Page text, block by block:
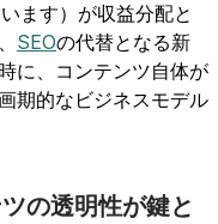
ます）が収益分配と
SEOの代替となる新
に、コンテンツ自体が
期的なビジネスモデル
の透明性が鍵と